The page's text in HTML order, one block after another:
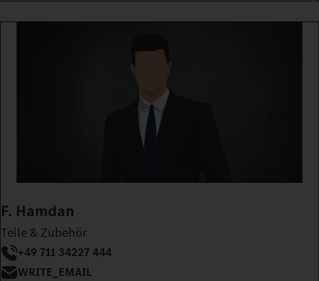
F. Hamdan
Teile & Zubehör
+49 711 34227 444
WRITE_EMAIL